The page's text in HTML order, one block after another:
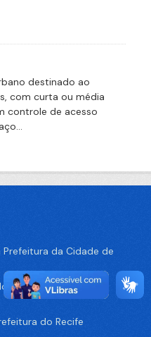
destinado ao
com curta ou média
controle de acesso
da Cidade de
no Portal de Dados
do Recife